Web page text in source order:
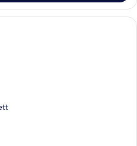
Ein Hotelzimmer mit zwei Betten,